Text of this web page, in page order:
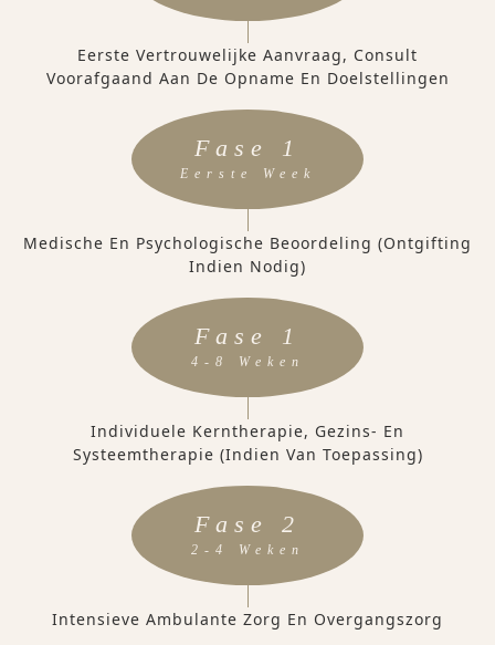
Eerste Vertrouwelijke Aanvraag, Consult
Voorafgaand Aan De Opname En Doelstellingen
Fase 1
Eerste Week
Medische En Psychologische Beoordeling (ontgifting
Indien Nodig)
Fase 1
4-8 Weken
Individuele Kerntherapie, Gezins- En
Systeemtherapie (indien Van Toepassing)
Fase 2
2-4 Weken
Intensieve Ambulante Zorg En Overgangszorg